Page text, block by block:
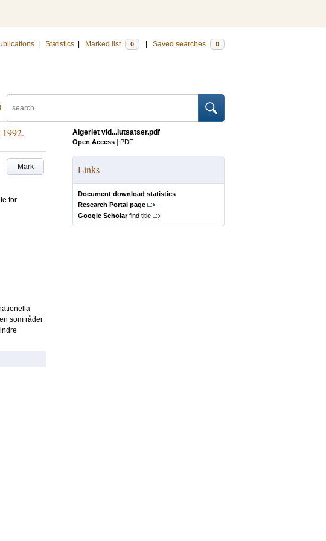
Statistics Marked list 0 Saved searches 0
Mark
för
som råder
Algeriet vid...lutsatser.pdf
Open Access | PDF
Links
Document download statistics
Research Portal page
Google Scholarfind title